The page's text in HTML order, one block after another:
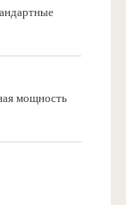
мощность